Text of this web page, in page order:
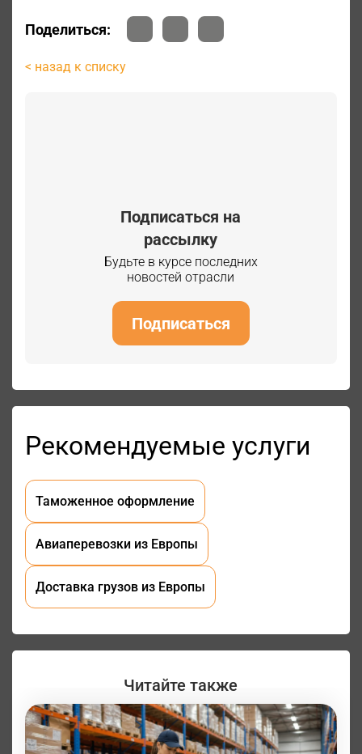
Поделиться:
< назад к списку
Подписаться на
рассылку
Будьте в курсе последних
новостей отрасли
Подписаться
Рекомендуемые услуги
Таможенное оформление
Авиаперевозки из Европы
Доставка грузов из Европы
Читайте также